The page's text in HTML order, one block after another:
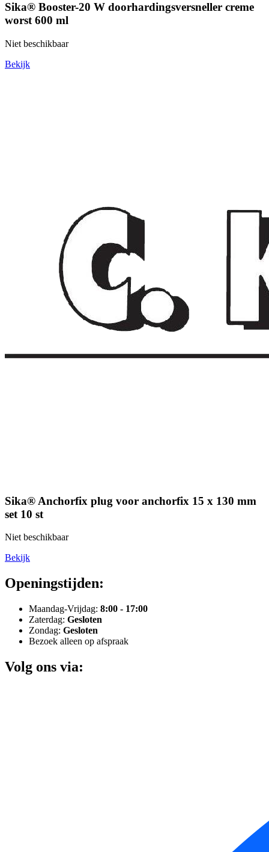
Sika® Booster-20 W doorhardingsversneller creme
worst 600 ml
Niet beschikbaar
Bekijk
Sika® Anchorfix plug voor anchorfix 15 x 130 mm
set 10 st
Niet beschikbaar
Bekijk
Openingstijden:
Maandag-Vrijdag: 8:00 - 17:00
Zaterdag: Gesloten
Zondag: Gesloten
Bezoek alleen op afspraak
Volg ons via: